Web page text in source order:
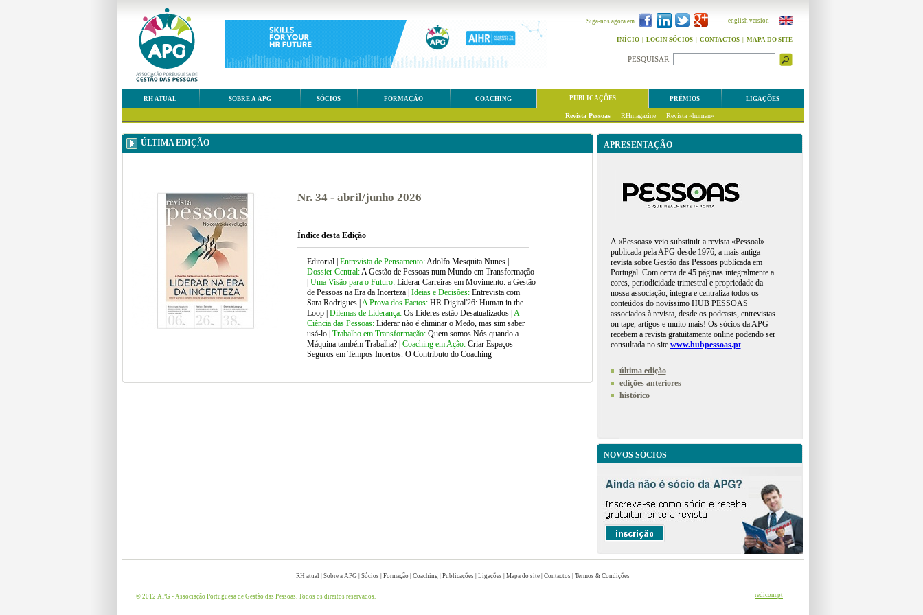
Siga-nos agora em english version
INÍCIO| LOGIN SÓCIOS| CONTACTOS| MAPA DO SITE
PESQUISAR
RH ATUAL SOBRE A APG SÓCIOS FORMAÇÃO COACHING PUBLICAÇÕES PRÉMIOS LIGAÇÕES
Revista Pessoas RHmagazine Revista «human»
ÚLTIMA EDIÇÃO
Nr. 34 - abril/junho 2026
Índice desta Edição
Editorial | Entrevista de Pensamento:Adolfo Mesquita Nunes
Dossier Central:A Gestão de Pessoas num Mundo em Transformação
Uma Visão para o Futuro: Liderar Carreiras em Movimento: a Gestão
de Pessoas na Era da Incerteza Ideias e Decisões:Entrevista com
Sara Rodrigues A Prova dos Factos: HR Digital'26: Human in the
Loop| Dilemas de Liderança:Os Líderes estão Desatualizados | A
Ciência das Pessoas: Liderar não é eliminar o Medo, mas sim saber
usá-lo Trabalho em Transformação: Quem somos Nós quando a
Máquina também Trabalha? Coaching em Ação: Criar Espaços
Seguros em Tempos Incertos. O Contributo do Coaching
APRESENTAÇÃO
A «Pessoas» veio substituir a revista «Pessoal»
publicada pela APG desde 1976, a mais antiga
revista sobre Gestão das Pessoas publicada em
Portugal. Com cerca de 45 páginas integralmente a
cores, periodicidade trimestral e propriedade da
nossa associação, integra e centraliza todos os
conteúdos do novíssimo HUB PESSOAS
associados à revista, desde os podcasts, entrevistas
on tape, artigos e muito mais! Os sócios da APG
recebem a revista gratuitamente online podendo ser
consultada no site www.hubpessoas.pt.
última edição
edições anteriores
histórico
NOVOS SÓCIOS
RH atual| Sobre a APG Sócios| Formação| Coaching| Publicações| Ligações| Mapa do site| Contactos| Termos & Condições
© 2012 APG - Associação Portuguesa de Gestão das Pessoas. Todos os direitos reservados. redicom.pt